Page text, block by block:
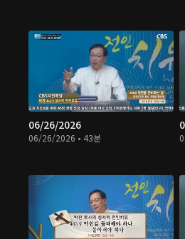
06/26/2026
06/26/2026 • 43분